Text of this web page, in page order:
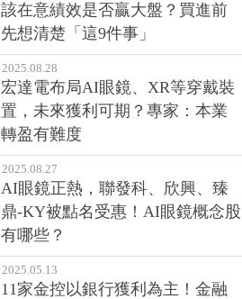
該在意績效是否贏大盤？買進前
先想清楚「這9件事」
2025.08.28
宏達電布局AI眼鏡、XR等穿戴裝
置，未來獲利可期？專家：本業
轉盈有難度
2025.08.27
AI眼鏡正熱，聯發科、欣興、臻
鼎-KY被點名受惠！AI眼鏡概念股
有哪些？
2025.05.13
11家金控以銀行獲利為主！金融